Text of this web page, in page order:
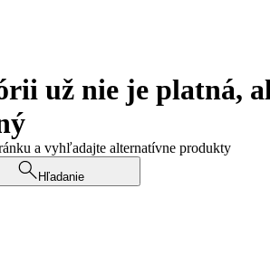
už nie je platná,
a vyhľadajte alternatívne produkty
Hľadanie